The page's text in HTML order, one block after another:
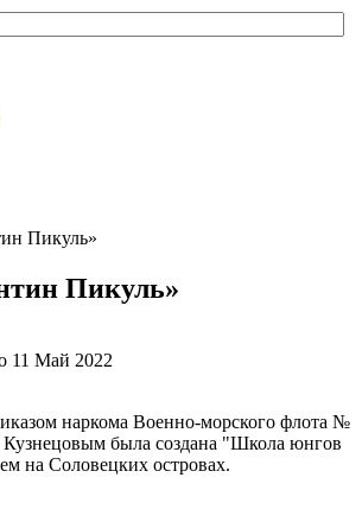
Пикуль»
Пикуль»
11 Май 2022
наркома Военно-морского флота №
была создана "Школа юнгов
на Соловецких островах.